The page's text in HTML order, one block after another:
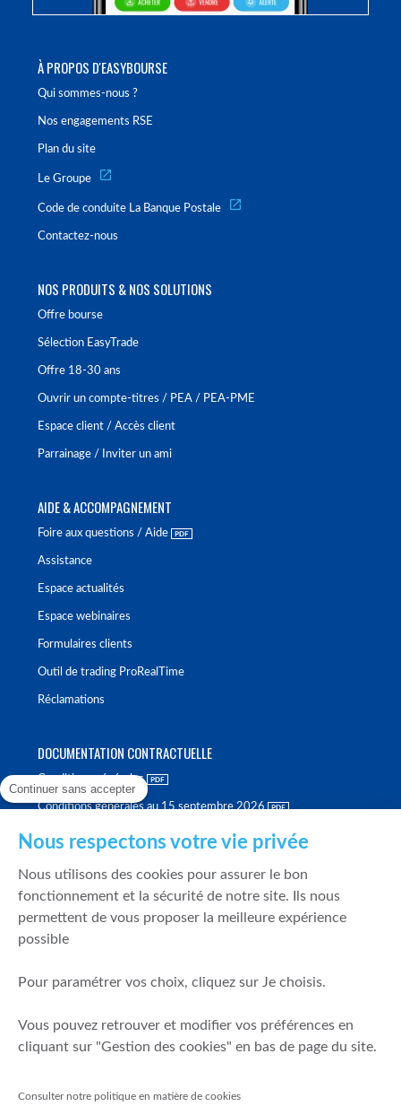
À PROPOS D'EASYBOURSE
Qui sommes-nous ?
Nos engagements RSE
Plan du site
Le Groupe
Code de conduite La Banque Postale
Contactez-nous
NOS PRODUITS & NOS SOLUTIONS
Offre bourse
Sélection EasyTrade
Offre 18-30 ans
Ouvrir un compte-titres / PEA / PEA-PME
Espace client / Accès client
Parrainage / Inviter un ami
AIDE & ACCOMPAGNEMENT
Foire aux questions / Aide
Assistance
Espace actualités
Espace webinaires
Formulaires clients
Outil de trading ProRealTime
Réclamations
DOCUMENTATION CONTRACTUELLE
Conditions générales
Conditions générales au 15 septembre 2026
Politique de meilleure sélection
Politique de durabilité
Fonds de garantie des dépôts et de résolution
Mentions légales
Prévention de la fraude
Continuer sans accepter
Nous respectons votre vie privée
Nous utilisons des cookies pour assurer le bon
fonctionnement et la sécurité de notre site. Ils nous
permettent de vous proposer la meilleure expérience
possible
Pour paramétrer vos choix, cliquez sur Je choisis.
Vous pouvez retrouver et modifier vos préférences en
cliquant sur "Gestion des cookies" en bas de page du site.
Consulter notre politique en matière de cookies